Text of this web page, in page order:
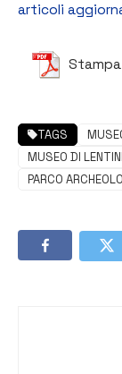
articoli
Stampa
TAGS
MUSEO DI LENTINI
PARCO